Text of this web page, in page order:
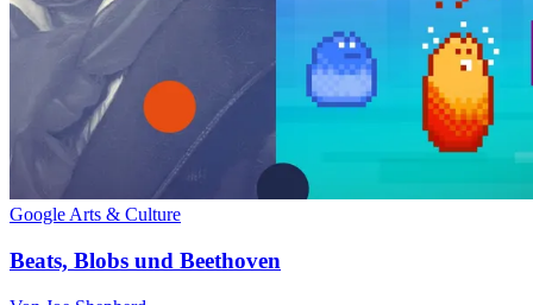
Google Arts & Culture
Beats, Blobs und Beethoven